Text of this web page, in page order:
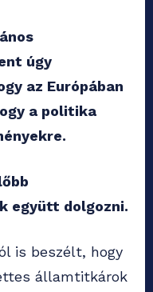
úgy
az Európában
a politika
együtt dolgozni.
is beszélt, hogy
államtitkárok